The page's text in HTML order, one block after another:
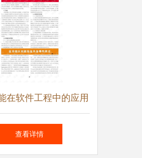
在软件工程中的应用
码生成到智能运维
查看详情